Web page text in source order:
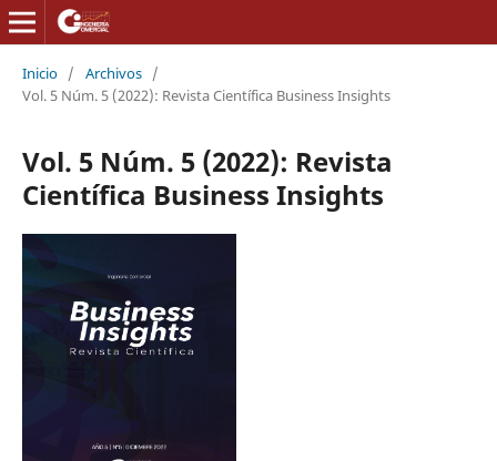
Inicio / Archivos /
Vol. 5 Núm. 5 (2022): Revista Científica Business Insights
Vol. 5 Núm. 5 (2022): Revista
Científica Business Insights